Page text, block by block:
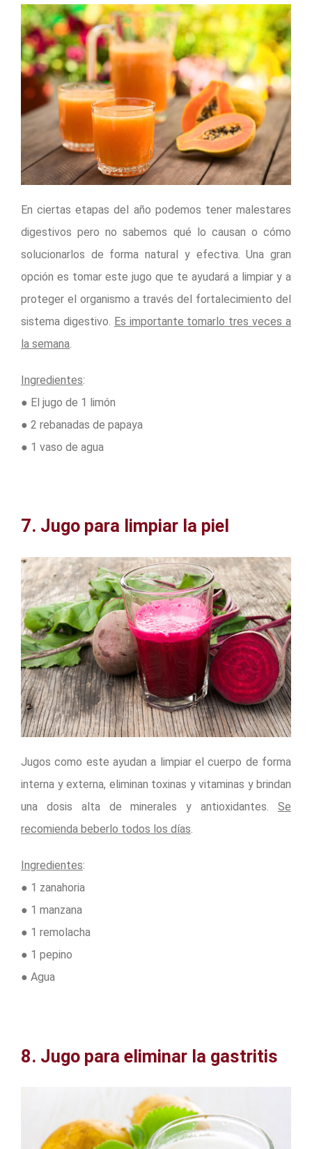
En ciertas etapas del año podemos tener malestares
digestivos pero no sabemos qué lo causan o cómo
solucionarlos de forma natural y efectiva. Una gran
opción es tomar este jugo que te ayudará a limpiar y a
proteger el organismo a través del fortalecimiento del
sistema digestivo. Es importante tomarlo tres veces a
la semana.
Ingredientes:
● El jugo de 1 limón
● 2 rebanadas de papaya
● 1 vaso de agua
7. Jugo para limpiar la piel
Jugos como este ayudan a limpiar el cuerpo de forma
interna y externa, eliminan toxinas y vitaminas y brindan
una dosis alta de minerales y antioxidantes. Se
recomienda beberlo todos los días.
Ingredientes:
● 1 zanahoria
● 1 manzana
● 1 remolacha
● 1 pepino
● Agua
8. Jugo para eliminar la gastritis